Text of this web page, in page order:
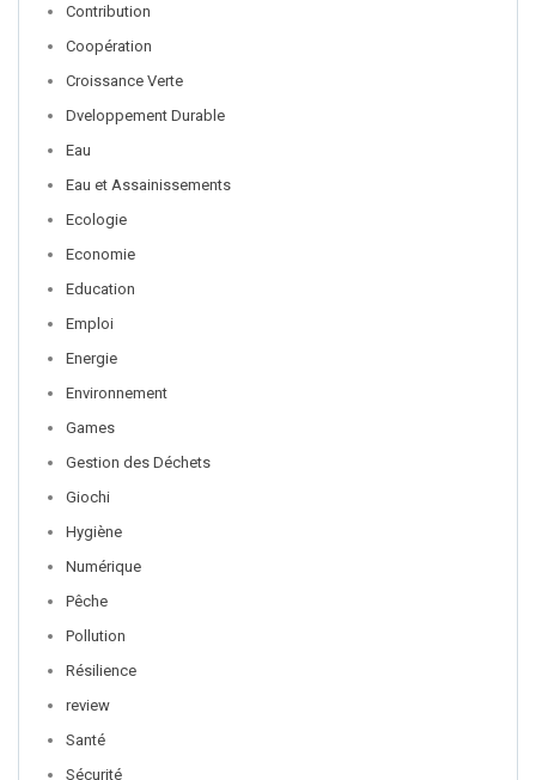
Contribution
Coopération
Croissance Verte
Dveloppement Durable
Eau
Eau et Assainissements
Ecologie
Economie
Education
Emploi
Energie
Environnement
Games
Gestion des Déchets
Giochi
Hygiène
Numérique
Pêche
Pollution
Résilience
review
Santé
Sécurité